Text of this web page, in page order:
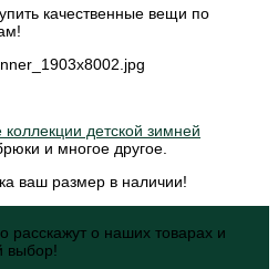
качественные вещи по
детской зимней
и многое другое.
ваш размер в наличии!
расскажут о наших товарах и
выбор!